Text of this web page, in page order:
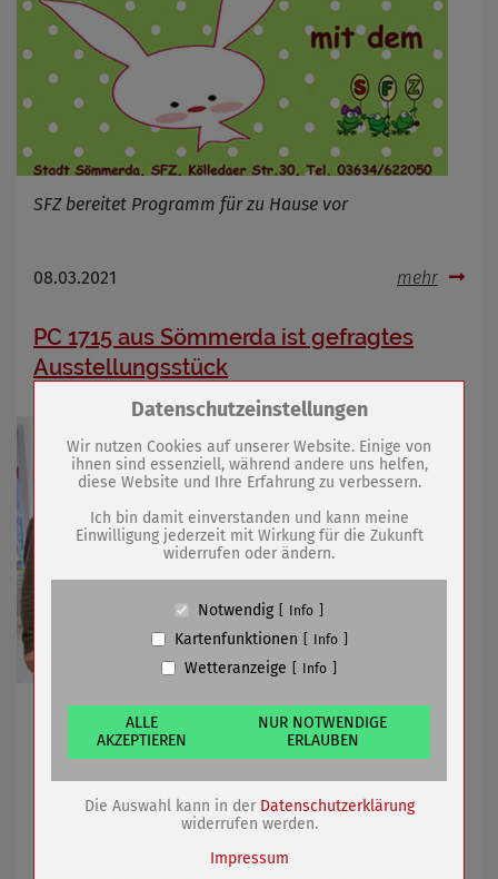
SFZ bereitet Programm für zu Hause vor
08.03.2021 mehr
PC 1715 aus Sömmerda ist gefragtes
Ausstellungsstück
Leihgabe des Historisch-Technischen Museums wird in
bedeutender Designausstellung gezeigt
04.03.2021 mehr
Kanalbauarbeiten im Rohrhammerweg
Zum Betrieb der Seite notwendige Cookies /
Name
PHP Session Cookie
Anbieter
Eigentümer dieser Website (Wenko-
Wenselaar GmbH & Co. KG)
Absicherung Kontaktformular / SPAM
Cookiespeicherung Entscheidungscookie
Anbieter
Eigentümer dieser Website (Wenko-
Wenselaar GmbH & Co. KG)
Zweck
Speichert die Einstellungen der Besucher
bezüglich der Speicherung von Cookies.
Cookie Name
dywc
Cookie Laufzeit
1 Jahr
Datenschutzeinstellungen
Wir nutzen Cookies auf unserer Website. Einige von
ihnen sind essenziell, während andere uns helfen,
diese Website und Ihre Erfahrung zu verbessern.
Ich bin damit einverstanden und kann meine
Einwilligung jederzeit mit Wirkung für die Zukunft
widerrufen oder ändern.
Notwendig Info
Kartenfunktionen Info
Wetteranzeige Info
ALLE
AKZEPTIEREN
NUR NOTWENDIGE
ERLAUBEN
Die Auswahl kann in der Datenschutzerklärung
widerrufen werden.
Impressum